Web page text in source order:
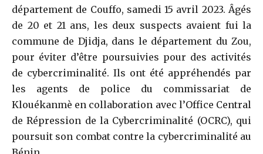
département de Couffo, samedi 15 avril 2023. Âgés
de 20 et 21 ans, les deux suspects avaient fui la
commune de Djidja, dans le département du Zou,
pour éviter d’être poursuivies pour des activités
de cybercriminalité. Ils ont été appréhendés par
les agents de police du commissariat de
Klouékanmè en collaboration avec l’Office Central
de Répression de la Cybercriminalité (OCRC), qui
poursuit son combat contre la cybercriminalité au